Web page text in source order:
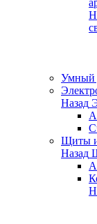
Умный
Назад
Щиты
Назад